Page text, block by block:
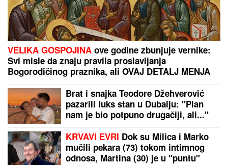
VELIKA GOSPOJINA ove godine zbunjuje vernike:
Svi misle da znaju pravila proslavljanja
Bogorodičinog praznika, ali OVAJ DETALJ MENJA
Brat i snajka Teodore Džehverović
pazarili luks stan u Dubaiju: "Plan
nam je bio potpuno drugačiji, ali..."
KRVAVI EVRI Dok su Milica i Marko
mučili pekara (73) tokom intimnog
odnosa, Martina (30) je u "puntu"